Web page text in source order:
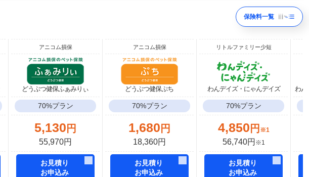
保険料一覧
アニコム損保
どうぶつ健保ふぁみりぃ
70%プラン
5,130 円
55,970円
お見積り
お申込み
アニコム損保
どうぶつ健保ぷち
70%プラン
1,680 円
18,360円
お見積り
お申込み
リトルファミリー少短
わんデイズ・にゃんデイズ
70%プラン
4,850 円 ※1
56,740円 ※1
お見積り
お申込み
わん